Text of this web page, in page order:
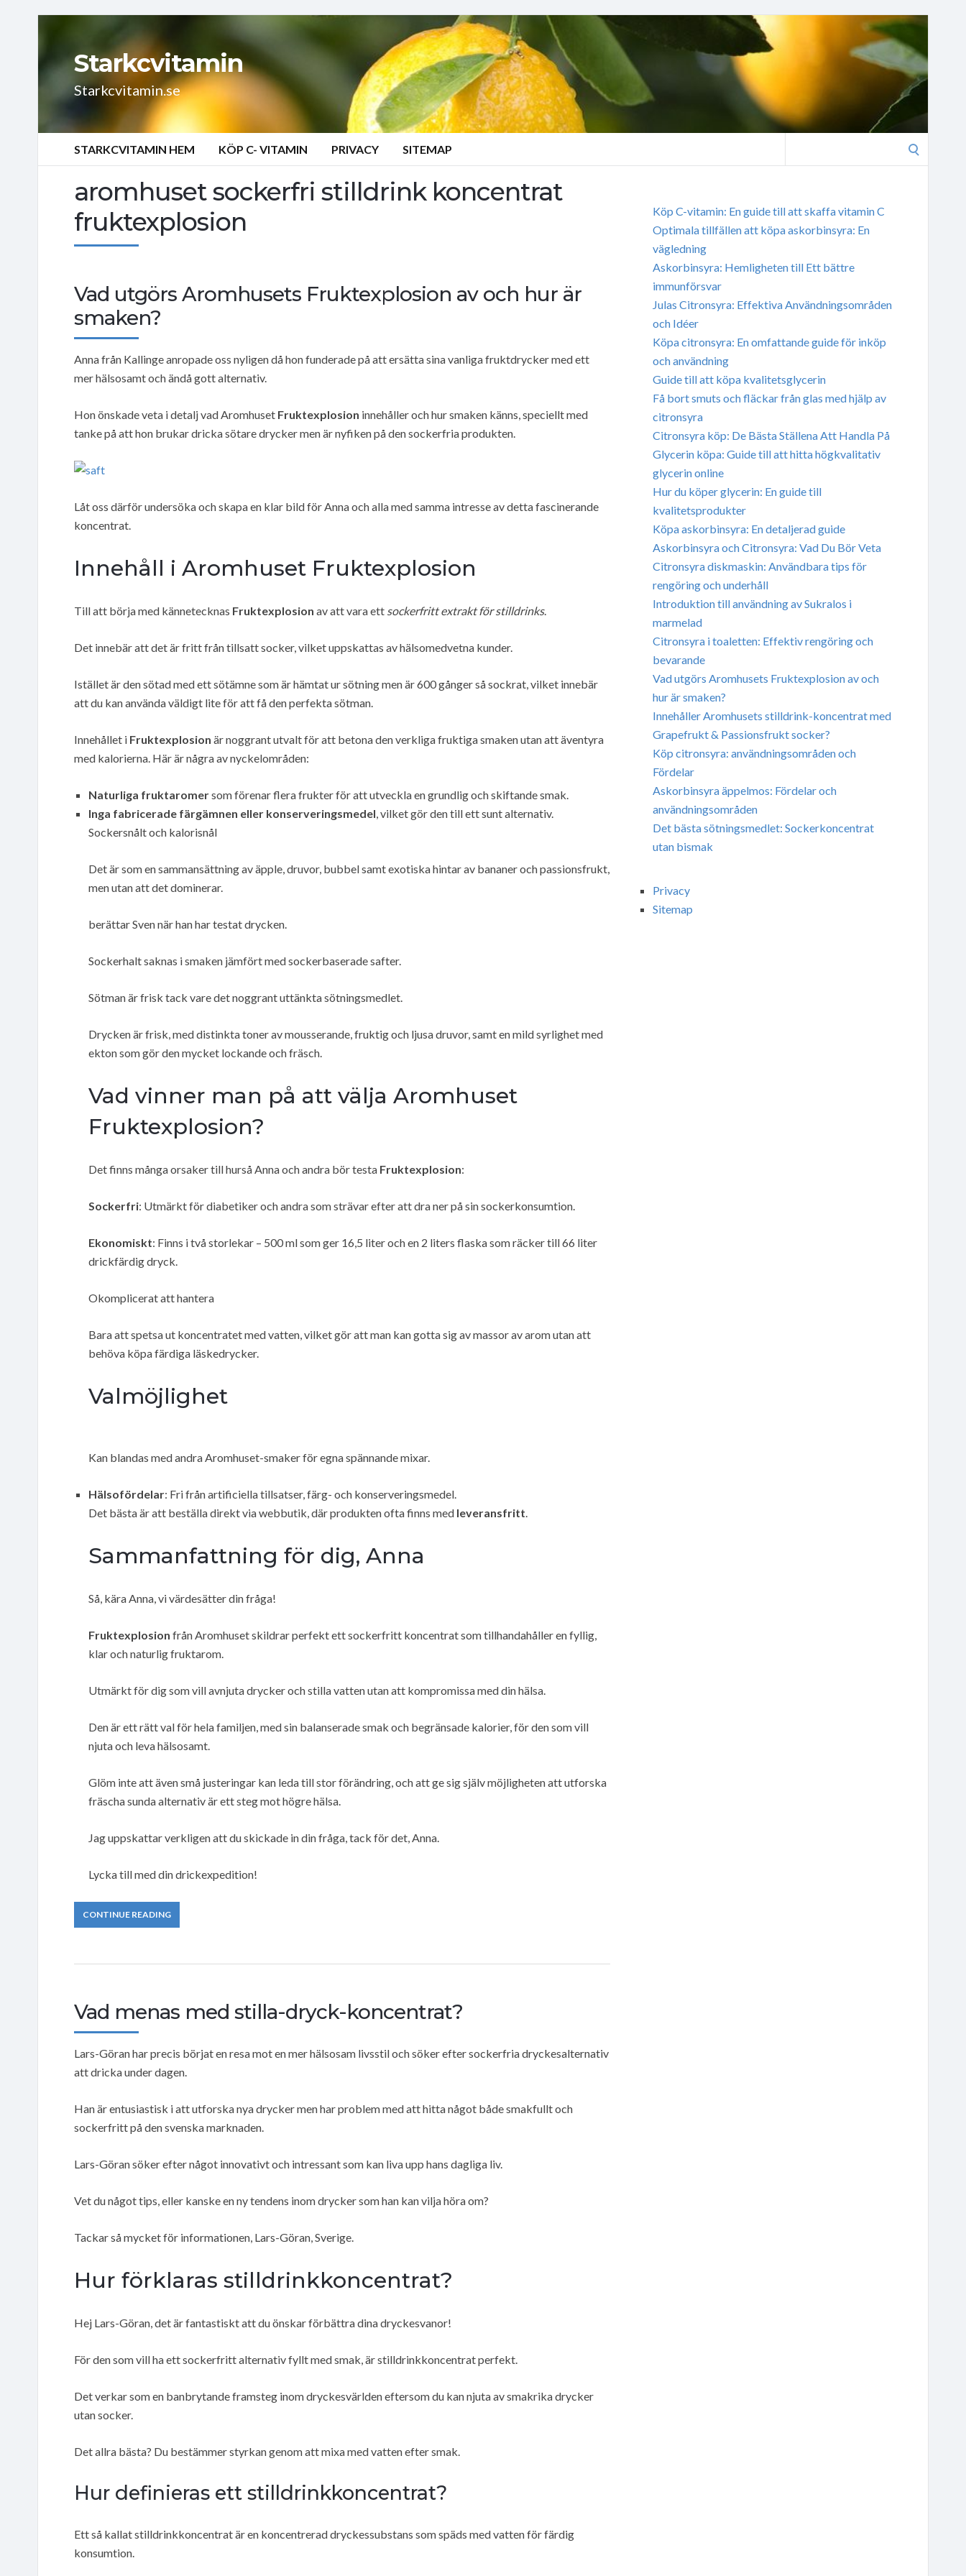
Starkcvitamin
Starkcvitamin.se
STARKCVITAMIN HEM KÖP C- VITAMIN PRIVACY SITEMAP
aromhuset sockerfri stilldrink koncentrat
fruktexplosion
Vad utgörs Aromhusets Fruktexplosion av och hur är
smaken?
Anna från Kallinge anropade oss nyligen då hon funderade på att ersätta sina vanliga fruktdrycker med ett
mer hälsosamt och ändå gott alternativ.
Hon önskade veta i detalj vad Aromhuset Fruktexplosion innehåller och hur smaken känns, speciellt med
tanke på att hon brukar dricka sötare drycker men är nyfiken på den sockerfria produkten.
Låt oss därför undersöka och skapa en klar bild för Anna och alla med samma intresse av detta fascinerande
koncentrat.
Innehåll i Aromhuset Fruktexplosion
Till att börja med kännetecknas Fruktexplosion av att vara ett sockerfritt extrakt för stilldrinks.
Det innebär att det är fritt från tillsatt socker, vilket uppskattas av hälsomedvetna kunder.
Istället är den sötad med ett sötämne som är hämtat ur sötning men är 600 gånger så sockrat, vilket innebär
att du kan använda väldigt lite för att få den perfekta sötman.
Innehållet i Fruktexplosion är noggrant utvalt för att betona den verkliga fruktiga smaken utan att äventyra
med kalorierna. Här är några av nyckelområden:
Naturliga fruktaromersom förenar flera frukter för att utveckla en grundlig och skiftande smak.
Inga fabricerade färgämnen eller konserveringsmedel, vilket gör den till ett sunt alternativ.
Sockersnålt och kalorisnål
Det är som en sammansättning av äpple, druvor, bubbel samt exotiska hintar av bananer och passionsfrukt,
men utan att det dominerar.
berättar Sven när han har testat drycken.
Sockerhalt saknas i smaken jämfört med sockerbaserade safter.
Sötman är frisk tack vare det noggrant uttänkta sötningsmedlet.
Drycken är frisk, med distinkta toner av mousserande, fruktig och ljusa druvor, samt en mild syrlighet med
ekton som gör den mycket lockande och fräsch.
Vad vinner man på att välja Aromhuset
Fruktexplosion?
Det finns många orsaker till hurså Anna och andra bör testa Fruktexplosion:
Sockerfri: Utmärkt för diabetiker och andra som strävar efter att dra ner på sin sockerkonsumtion.
Ekonomiskt: Finns i två storlekar – 500 ml som ger 16,5 liter och en 2 liters flaska som räcker till 66 liter
drickfärdig dryck.
Okomplicerat att hantera
Bara att spetsa ut koncentratet med vatten, vilket gör att man kan gotta sig av massor av arom utan att
behöva köpa färdiga läskedrycker.
Valmöjlighet
Kan blandas med andra Aromhuset-smaker för egna spännande mixar.
Hälsofördelar: Fri från artificiella tillsatser, färg- och konserveringsmedel.
Det bästa är att beställa direkt via webbutik, där produkten ofta finns med leveransfritt.
Sammanfattning för dig, Anna
Så, kära Anna, vi värdesätter din fråga!
Fruktexplosion från Aromhuset skildrar perfekt ett sockerfritt koncentrat som tillhandahåller en fyllig,
klar och naturlig fruktarom.
Utmärkt för dig som vill avnjuta drycker och stilla vatten utan att kompromissa med din hälsa.
Den är ett rätt val för hela familjen, med sin balanserade smak och begränsade kalorier, för den som vill
njuta och leva hälsosamt.
Glöm inte att även små justeringar kan leda till stor förändring, och att ge sig själv möjligheten att utforska
fräscha sunda alternativ är ett steg mot högre hälsa.
Jag uppskattar verkligen att du skickade in din fråga, tack för det, Anna.
Lycka till med din drickexpedition!
CONTINUE READING
Vad menas med stilla-dryck-koncentrat?
Lars-Göran har precis börjat en resa mot en mer hälsosam livsstil och söker efter sockerfria dryckesalternativ
att dricka under dagen.
Han är entusiastisk i att utforska nya drycker men har problem med att hitta något både smakfullt och
sockerfritt på den svenska marknaden.
Lars-Göran söker efter något innovativt och intressant som kan liva upp hans dagliga liv.
Vet du något tips, eller kanske en ny tendens inom drycker som han kan vilja höra om?
Tackar så mycket för informationen, Lars-Göran, Sverige.
Hur förklaras stilldrinkkoncentrat?
Hej Lars-Göran, det är fantastiskt att du önskar förbättra dina dryckesvanor!
För den som vill ha ett sockerfritt alternativ fyllt med smak, är stilldrinkkoncentrat perfekt.
Det verkar som en banbrytande framsteg inom dryckesvärlden eftersom du kan njuta av smakrika drycker
utan socker.
Det allra bästa? Du bestämmer styrkan genom att mixa med vatten efter smak.
Hur definieras ett stilldrinkkoncentrat?
Ett så kallat stilldrinkkoncentrat är en koncentrerad dryckessubstans som späds med vatten för färdig
konsumtion.
Köp C-vitamin: En guide till att skaffa vitamin C
Optimala tillfällen att köpa askorbinsyra: En
vägledning
Askorbinsyra: Hemligheten till Ett bättre
immunförsvar
Julas Citronsyra: Effektiva Användningsområden
och Idéer
Köpa citronsyra: En omfattande guide för inköp
och användning
Guide till att köpa kvalitetsglycerin
Få bort smuts och fläckar från glas med hjälp av
citronsyra
Citronsyra köp: De Bästa Ställena Att Handla På
Glycerin köpa: Guide till att hitta högkvalitativ
glycerin online
Hur du köper glycerin: En guide till
kvalitetsprodukter
Köpa askorbinsyra: En detaljerad guide
Askorbinsyra och Citronsyra: Vad Du Bör Veta
Citronsyra diskmaskin: Användbara tips för
rengöring och underhåll
Introduktion till användning av Sukralos i
marmelad
Citronsyra i toaletten: Effektiv rengöring och
bevarande
Vad utgörs Aromhusets Fruktexplosion av och
hur är smaken?
Innehåller Aromhusets stilldrink-koncentrat med
Grapefrukt & Passionsfrukt socker?
Köp citronsyra: användningsområden och
Fördelar
Askorbinsyra äppelmos: Fördelar och
användningsområden
Det bästa sötningsmedlet: Sockerkoncentrat
utan bismak
Privacy
Sitemap